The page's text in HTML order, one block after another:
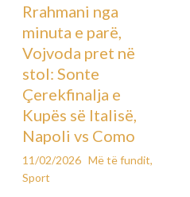
Rrahmani nga
minuta e parë,
Vojvoda pret në
stol: Sonte
Çerekfinalja e
Kupës së Italisë,
Napoli vs Como
11/02/2026 Më të fundit,
Sport